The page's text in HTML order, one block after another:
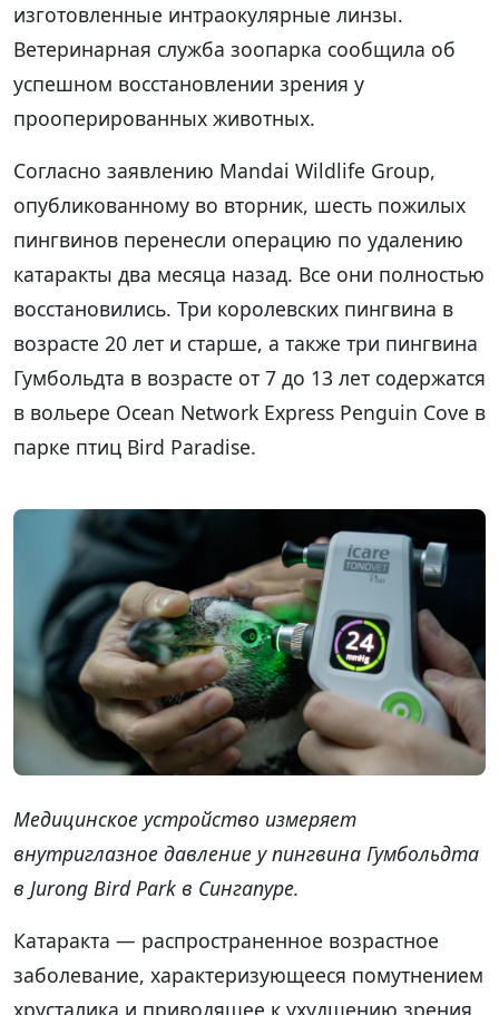
изготовленные интраокулярные линзы.
Ветеринарная служба зоопарка сообщила об
успешном восстановлении зрения у
прооперированных животных.
Согласно заявлению Mandai Wildlife Group,
опубликованному во вторник, шесть пожилых
пингвинов перенесли операцию по удалению
катаракты два месяца назад. Все они полностью
восстановились. Три королевских пингвина в
возрасте 20 лет и старше, а также три пингвина
Гумбольдта в возрасте от 7 до 13 лет содержатся
в вольере Ocean Network Express Penguin Cove в
парке птиц Bird Paradise.
Медицинское устройство измеряет
внутриглазное давление у пингвина Гумбольдта
в Jurong Bird Park в Сингапуре.
Катаракта — распространенное возрастное
заболевание, характеризующееся помутнением
хрусталика и приводящее к ухудшению зрения